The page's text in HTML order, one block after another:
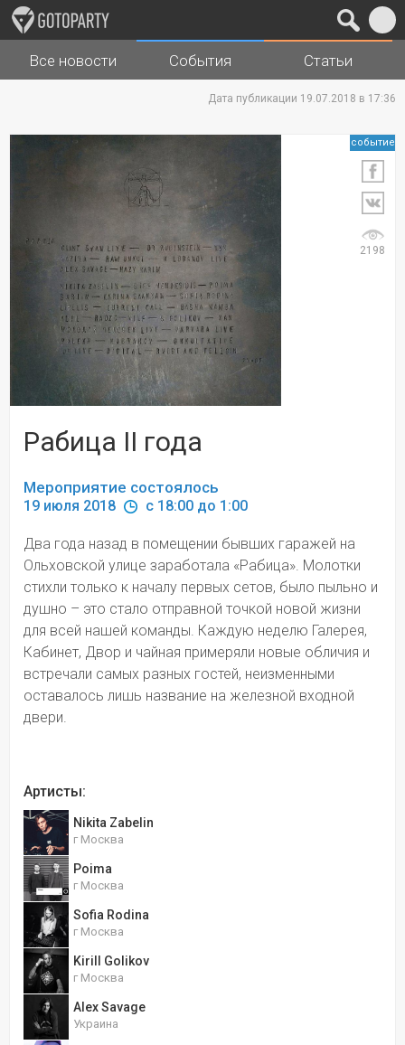
Города Музыка
Все новости События Статьи
Дата публикации 19.07.2018 в 17:36
событие
2198
Рабица II года
Мероприятие состоялось
19 июля 2018 c 18:00 до 1:00
Два года назад в помещении бывших гаражей на
Ольховской улице заработала «Рабица». Молотки
стихли только к началу первых сетов, было пыльно и
душно – это стало отправной точкой новой жизни
для всей нашей команды. Каждую неделю Галерея,
Кабинет, Двор и чайная примеряли новые обличия и
встречали самых разных гостей, неизменными
оставалось лишь название на железной входной
двери.
Артисты:
Nikita Zabelin
г Москва
Poima
г Москва
Sofia Rodina
г Москва
Kirill Golikov
г Москва
Alex Savage
Украина